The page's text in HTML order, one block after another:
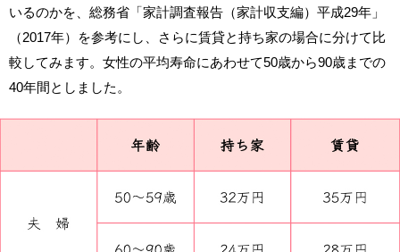
いるのかを、総務省「家計調査報告（家計収支編）平成29年」
（2017年）を参考にし、さらに賃貸と持ち家の場合に分けて比
較してみます。女性の平均寿命にあわせて50歳から90歳までの
40年間としました。